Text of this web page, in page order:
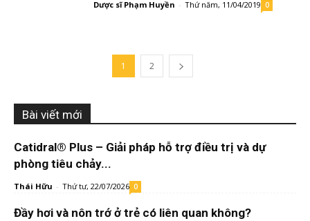
Dược sĩ Phạm Huyền - Thứ năm, 11/04/2019 0
1 2
Bài viết mới
Catidral® Plus – Giải pháp hỗ trợ điều trị và dự
phòng tiêu chảy...
Thái Hữu - Thứ tư, 22/07/2026 0
Đầy hơi và nôn trớ ở trẻ có liên quan không?